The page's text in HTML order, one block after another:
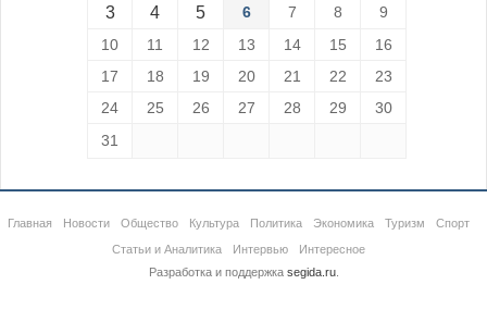
3 4 5 6 7 8
9
10
11 12 13 14 15
16
17
18 19 20 21 22
23
24
25 26 27 28 29
30
31
Главная Новости Общество Культура Политика Экономика Туризм
Спорт
Статьи и Аналитика
Интервью
Интересное
Разработка и поддержка segida.ru.